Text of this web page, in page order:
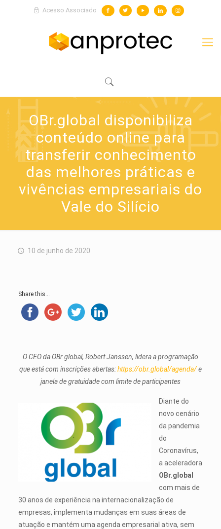
Acesso Associado
OBr.global disponibiliza
conteúdo online para
transferir conhecimento
das melhores práticas e
vivências empresariais do
Vale do Silício
10 de junho de 2020
Share this...
O CEO da OBr.global, Robert Janssen, lidera a programação
que está com inscrições abertas:https://obr.global/agenda/e
janela de gratuidade com limite de participantes
Diante do
novo cenário
da pandemia
do
Coronavírus,
a aceleradora
OBr.global
com mais de
30 anos de experiência na internacionalização de
empresas, implementa mudanças em suas áreas de
atuação e mantém uma agenda empresarial ativa, sem